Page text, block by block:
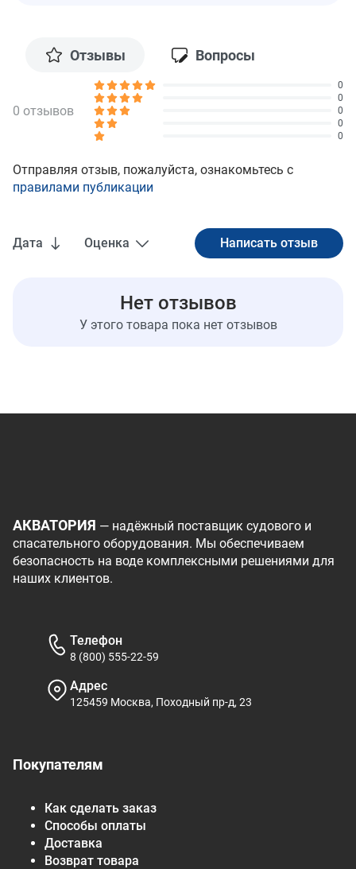
Отзывы Вопросы
Дата Оценка
Нет отзывов
У этого товара пока нет отзывов
0 отзывов
0
0
0
0
0
Отправляя отзыв, пожалуйста, ознакомьтесь с
правилами публикации
АКВАТОРИЯ — надёжный поставщик судового и
спасательного оборудования. Мы обеспечиваем
безопасность на воде комплексными решениями для
наших клиентов.
Покупателям
Как сделать заказ
Способы оплаты
Доставка
Возврат товара
Телефон
8 (800) 555-22-59
Адрес
125459 Москва, Походный пр-д, 23